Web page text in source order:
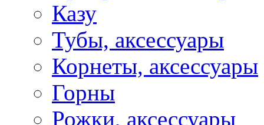
Казу
Тубы, аксессуары
Корнеты, аксессуары
Горны
Рожки, аксессуары